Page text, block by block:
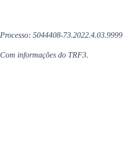
Processo: 5044408-73.2022.4.03.9999
Com informações do TRF3.